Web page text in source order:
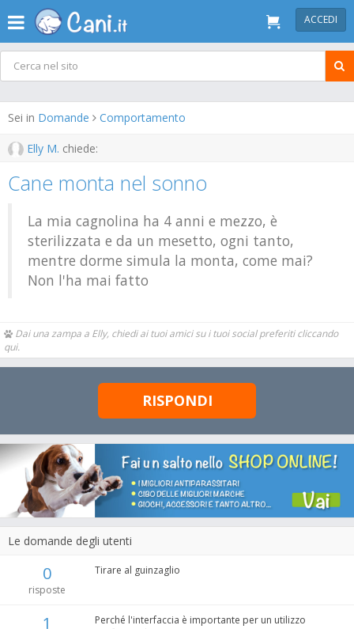
ACCEDI
Sei in Domande Comportamento
Elly M. chiede:
Cane monta nel sonno
La mia cagnolina ha 4 anni e mezzo, è
sterilizzata e da un mesetto, ogni tanto,
mentre dorme simula la monta, come mai?
Non l'ha mai fatto
Dai una zampa a Elly, chiedi ai tuoi amici su i tuoi social preferiti cliccando
qui.
RISPONDI
Le domande degli utenti
0
risposte
Tirare al guinzaglio
1
Perché l'interfaccia è importante per un utilizzo